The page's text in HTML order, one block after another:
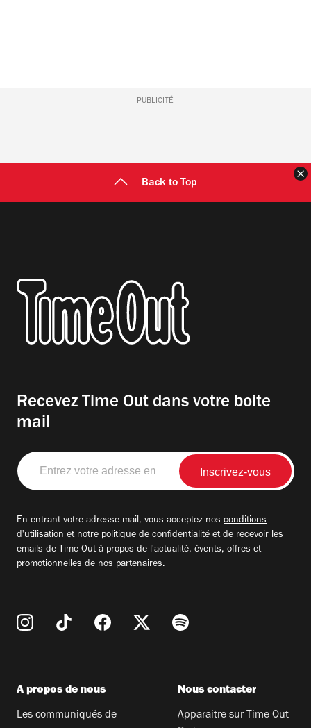
PUBLICITÉ
Back to Top
Recevez Time Out dans votre boite
mail
Entrez
votre
adresse
En entrant votre adresse mail, vous acceptez nos conditions
d'utilisation et notre politique de confidentialité et de recevoir les
emails de Time Out à propos de l'actualité, évents, offres et
promotionnelles de nos partenaires.
A propos de nous
Les communiqués de
Nous contacter
Apparaitre sur Time Out